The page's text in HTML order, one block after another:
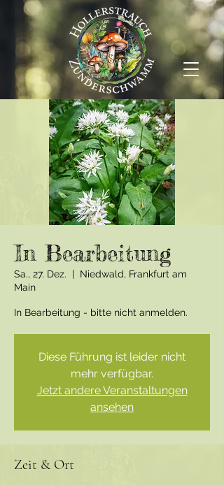
In Bearbeitung
Sa., 27. Dez.
  |
Niedwald, Frankfurt am
Main
In Bearbeitung - bitte nicht anmelden.
Diese Führung ist leider nicht
mehr verfügbar.
Jetzt andere Veranstaltungen
ansehen
Zeit & Ort